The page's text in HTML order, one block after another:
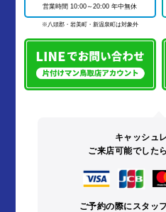
営業時間 10:00～20:00 年中無休
※八頭郡・岩美町・新温泉町は対象外
キャッシュ
ご来店可能でしたら
ご予約の際にスタッ